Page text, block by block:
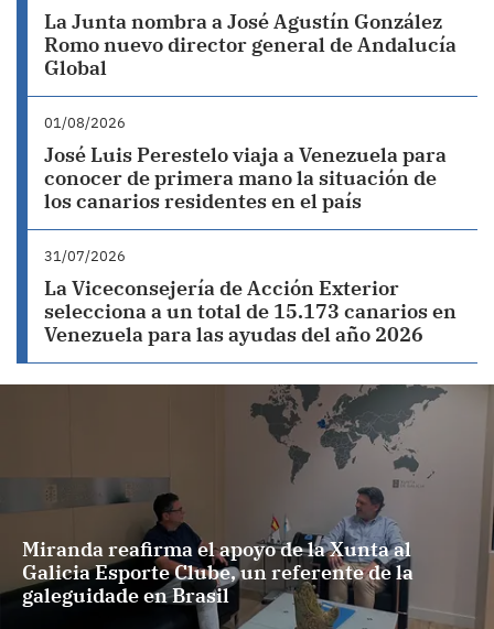
La Junta nombra a José Agustín González
Romo nuevo director general de Andalucía
Global
01/08/2026
José Luis Perestelo viaja a Venezuela para
conocer de primera mano la situación de
los canarios residentes en el país
31/07/2026
La Viceconsejería de Acción Exterior
selecciona a un total de 15.173 canarios en
Venezuela para las ayudas del año 2026
Miranda reafirma el apoyo de la Xunta al
Galicia Esporte Clube, un referente de la
galeguidade en Brasil